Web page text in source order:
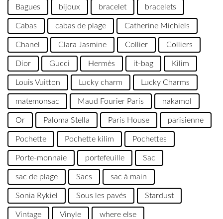
Bagues bijoux bracelet bracelets
Cabas cabas de plage Catherine Michiels
Chanel Clara Jasmine Collier Colliers
Dior Gucci Hermès it-bag Kilim
Louis Vuitton Lucky charm Lucky Charms
matemonsac Maud Fourier Paris nakamol
Or Paloma Stella Paris House parisienne
Pochette Pochette kilim Pochettes
Porte-monnaie portefeuille Sac
sac de plage Sacs sac à main
Sonia Rykiel Sous les pavés Stardust
Vintage Vinyle where else